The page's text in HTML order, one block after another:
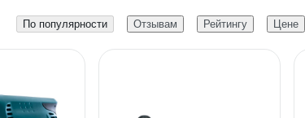
По популярности Отзывам Рейтингу Цене